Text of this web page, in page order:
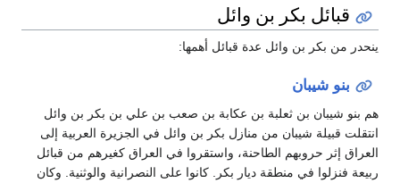
قبائل بكر بن وائل
ينحدر من بكر بن وائل عدة قبائل أهمها:
بنو شيبان
هم بنو شيبان بن ثعلبة بن عكابة بن صعب بن علي بن بكر بن وائل
انتقلت قبيلة شيبان من منازل بكر بن وائل في الجزيرة العربية إلى
العراق إثر حروبهم الطاحنة، واستقروا في العراق كغيرهم من قبائل
ربيعة فنزلوا في منطقة ديار بكر. كانوا على النصرانية والوثنية. وكان